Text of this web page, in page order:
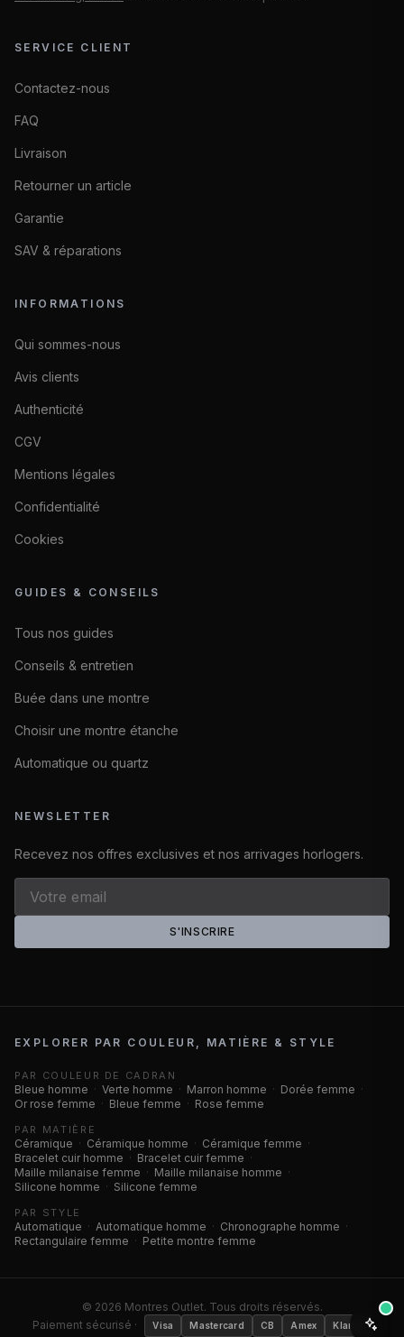
SERVICE CLIENT
Contactez-nous
FAQ
Livraison
Retourner un article
Garantie
SAV & réparations
INFORMATIONS
Qui sommes-nous
Avis clients
Authenticité
CGV
Mentions légales
Confidentialité
Cookies
GUIDES & CONSEILS
Tous nos guides
Conseils & entretien
Buée dans une montre
Choisir une montre étanche
Automatique ou quartz
NEWSLETTER
Recevez nos offres exclusives et nos arrivages horlogers.
S'INSCRIRE
EXPLORER PAR COULEUR, MATIÈRE & STYLE
PAR COULEUR DE CADRAN
Bleue homme · Verte homme · Marron homme · Dorée femme ·
Or rose femme · Bleue femme · Rose femme
PAR MATIÈRE
Céramique · Céramique homme · Céramique femme ·
Bracelet cuir homme · Bracelet cuir femme ·
Maille milanaise femme · Maille milanaise homme ·
Silicone homme · Silicone femme
PAR STYLE
Automatique · Automatique homme · Chronographe homme ·
Rectangulaire femme · Petite montre femme
© 2026 Montres Outlet. Tous droits réservés.
Paiement sécurisé ·
Visa Mastercard CB Amex Klarna